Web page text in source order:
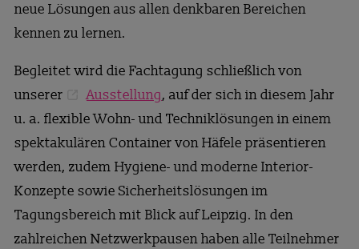
neue Lösungen aus allen denkbaren Bereichen
kennen zu lernen.
Begleitet wird die Fachtagung schließlich von
unserer
Ausstellung, auf der sich in diesem Jahr
u. a. flexible Wohn- und Techniklösungen in einem
spektakulären Container von Häfele präsentieren
werden, zudem Hygiene- und moderne Interior-
Konzepte sowie Sicherheitslösungen im
Tagungsbereich mit Blick auf Leipzig. In den
zahlreichen Netzwerkpausen haben alle Teilnehmer